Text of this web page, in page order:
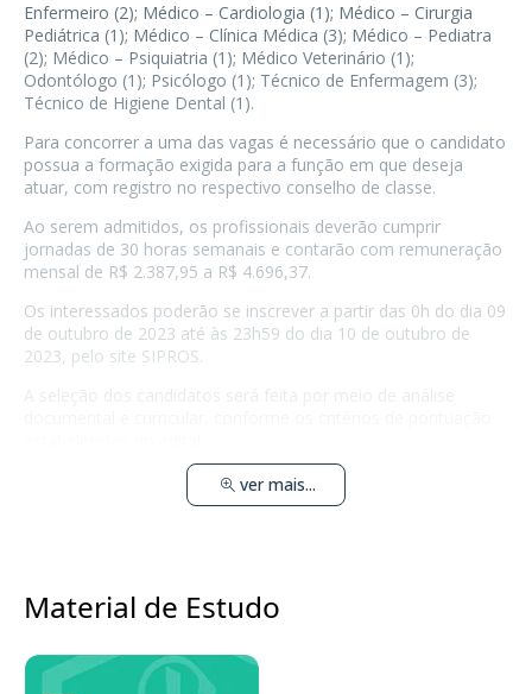
Enfermeiro (2); Médico – Cardiologia (1); Médico – Cirurgia
Pediátrica (1); Médico – Clínica Médica (3); Médico – Pediatra
(2); Médico – Psiquiatria (1); Médico Veterinário (1);
Odontólogo (1); Psicólogo (1); Técnico de Enfermagem (3);
Técnico de Higiene Dental (1).
Para concorrer a uma das vagas é necessário que o candidato
possua a formação exigida para a função em que deseja
atuar, com registro no respectivo conselho de classe.
Ao serem admitidos, os profissionais deverão cumprir
jornadas de 30 horas semanais e contarão com remuneração
mensal de R$ 2.387,95 a R$ 4.696,37.
Os interessados poderão se inscrever a partir das 0h do dia 09
de outubro de 2023 até às 23h59 do dia 10 de outubro de
2023, pelo site SIPROS.
ver mais...
Material de Estudo